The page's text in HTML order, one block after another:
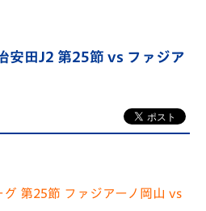
安田J2 第25節 vs ファジア
第25節 ファジアーノ岡山 vs